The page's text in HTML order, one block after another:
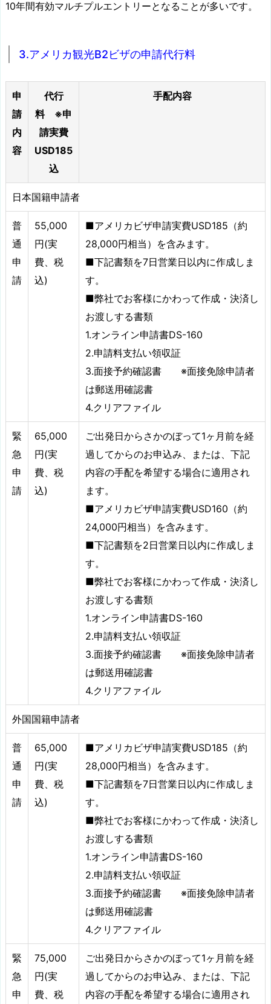
10年間有効マルチプルエントリーとなることが多いです。
3.アメリカ観光B2ビザの申請代行料
申
請
内
容
代行
料 ※申
請実費
USD185
込
手配内容
日本国籍申請者
普
通
申
請
55,000
円(実
費、税
込)
■アメリカビザ申請実費USD185（約
28,000円相当）を含みます。
■下記書類を7日営業日以内に作成しま
す。
■弊社でお客様にかわって作成・決済し
お渡しする書類
1.オンライン申請書DS-160
2.申請料支払い領収証
3.面接予約確認書 ※面接免除申請者
は郵送用確認書
4.クリアファイル
緊
急
申
請
65,000
円(実
費、税
込)
ご出発日からさかのぼって1ヶ月前を経
過してからのお申込み、または、下記
内容の手配を希望する場合に適用され
ます。
■アメリカビザ申請実費USD160（約
24,000円相当）を含みます。
■下記書類を2日営業日以内に作成しま
す。
■弊社でお客様にかわって作成・決済し
お渡しする書類
1.オンライン申請書DS-160
2.申請料支払い領収証
3.面接予約確認書 ※面接免除申請者
は郵送用確認書
4.クリアファイル
外国国籍申請者
普
通
申
請
65,000
円(実
費、税
込)
■アメリカビザ申請実費USD185（約
28,000円相当）を含みます。
■下記書類を7日営業日以内に作成しま
す。
■弊社でお客様にかわって作成・決済し
お渡しする書類
1.オンライン申請書DS-160
2.申請料支払い領収証
3.面接予約確認書 ※面接免除申請者
は郵送用確認書
4.クリアファイル
緊
急
申
75,000
円(実
費、税
ご出発日からさかのぼって1ヶ月前を経
過してからのお申込み、または、下記
内容の手配を希望する場合に適用され